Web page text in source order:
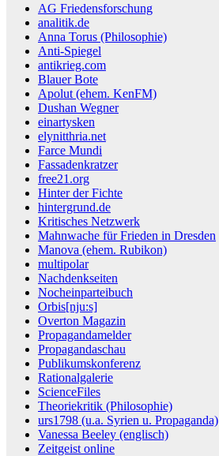
AG Friedensforschung
analitik.de
Anna Torus (Philosophie)
Anti-Spiegel
antikrieg.com
Blauer Bote
Apolut (ehem. KenFM)
Dushan Wegner
einartysken
elynitthria.net
Farce Mundi
Fassadenkratzer
free21.org
Hinter der Fichte
hintergrund.de
Kritisches Netzwerk
Mahnwache für Frieden in Dresden
Manova (ehem. Rubikon)
multipolar
Nachdenkseiten
Nocheinparteibuch
Orbis[nju:s]
Overton Magazin
Propagandamelder
Propagandaschau
Publikumskonferenz
Rationalgalerie
ScienceFiles
Theoriekritik (Philosophie)
urs1798 (u.a. Syrien u. Propaganda)
Vanessa Beeley (englisch)
Zeitgeist online